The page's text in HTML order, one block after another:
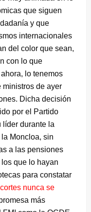
que siguen
y que
internacionales
del color que sean,
con lo que
lo tenemos
de ayer
Dicha decisión
por el Partido
líder durante la
Moncloa, sin
a las pensiones
que lo hayan
para constatar
nunca se
más